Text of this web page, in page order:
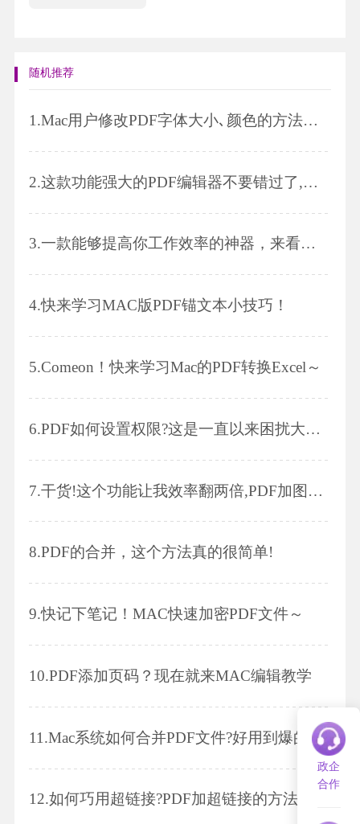
随机推荐
1.Mac用户修改PDF字体大小､颜色的方法是什么呢?方法Get起来!
2.这款功能强大的PDF编辑器不要错过了,看看他是如何添加PDF水印的吧!
3.一款能够提高你工作效率的神器，来看下PDF转Excel是如何操作的吧!
4.快来学习MAC版PDF锚文本小技巧！
5.Comeon！快来学习Mac的PDF转换Excel～
6.PDF如何设置权限?这是一直以来困扰大家的问题,看看小编是如何解决的吧!
7.​​​​​​​干货!这个功能让我效率翻两倍,PDF加图片的方法｡
8.PDF的合并，这个方法真的很简单!
9.快记下笔记！MAC快速加密PDF文件～
10.PDF添加页码？现在就来MAC编辑教学
11.Mac系统如何合并PDF文件?好用到爆的PDF编辑神器来了!
12.如何巧用超链接?PDF加超链接的方法!
政企
合作